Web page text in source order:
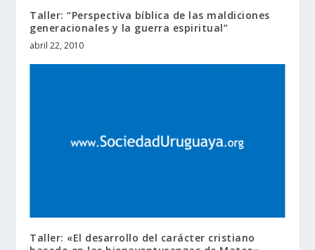
Taller: “Perspectiva bíblica de las maldiciones
generacionales y la guerra espiritual”
abril 22, 2010
Taller: «El desarrollo del carácter cristiano